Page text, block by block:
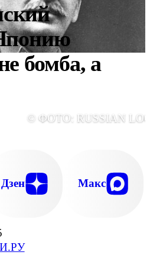
бомба, а
© ФОТО: RUSSIAN
Дзен Макс